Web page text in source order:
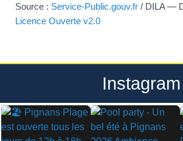
Source : Service-Public.gouv.fr / DILA —
Licence Ouverte v2.0
Instagram